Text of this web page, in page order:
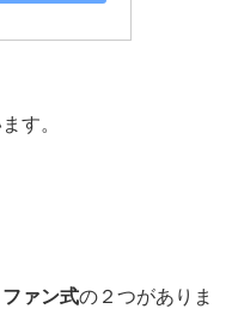
す。
ファン式の２つがありま